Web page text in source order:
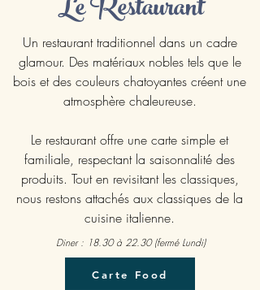
Un restaurant traditionnel dans un cadre
glamour. Des matériaux nobles tels que le
bois et des couleurs chatoyantes créent une
atmosphère chaleureuse.
Le restaurant offre une carte simple et
familiale, respectant la saisonnalité des
produits. Tout en revisitant les classiques,
nous restons attachés aux classiques de la
cuisine italienne.
Diner : 18.30 à 22.30 (fermé Lundi)
Carte Food